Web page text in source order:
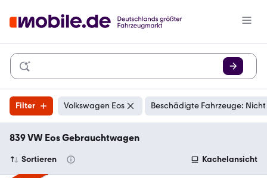
Filter Volkswagen Eos Beschädigte Fahrzeuge:
839 VW Eos Gebrauchtwagen
Sortieren Kachelansicht